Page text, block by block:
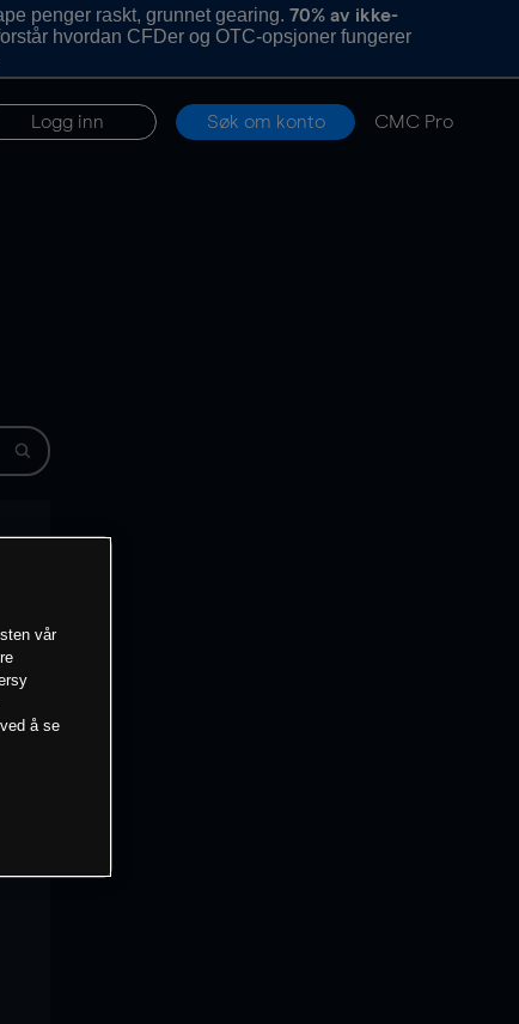
penger raskt, grunnet gearing.70% av ikke-
hvordan CFDer og OTC-opsjoner fungerer
Logg inn Søk om konto CMC Pro
vår
å se